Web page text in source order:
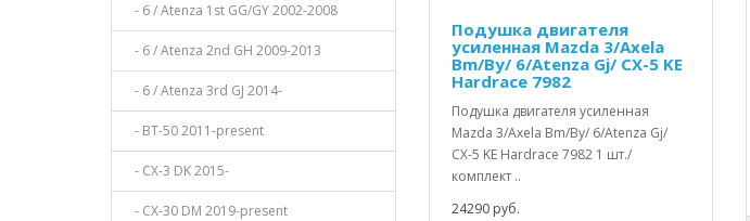
- 6 / Atenza 1st GG/GY 2002-2008
- 6 / Atenza 2nd GH 2009-2013
- 6 / Atenza 3rd GJ 2014-
- BT-50 2011-present
- CX-3 DK 2015-
- CX-30 DM 2019-present
Подушка двигателя
усиленная Mazda 3/Axela
Bm/By/ 6/Atenza Gj/ CX-5 KE
Hardrace 7982
Подушка двигателя усиленная
Mazda 3/Axela Bm/By/ 6/Atenza Gj/
CX-5 KE Hardrace 7982 1 шт./
комплект ..
24290 руб.